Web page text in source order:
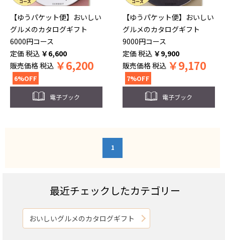
【ゆうパケット便】おいしい
グルメのカタログギフト
6000円コース
税込 ￥6,600
販売価格税込 ￥6,200
6%OFF
電子ブック
【ゆうパケット便】おいしい
グルメのカタログギフト
9000円コース
税込 ￥9,900
販売価格税込 ￥9,170
7%OFF
電子ブック
1
最近チェックしたカテゴリー
おいしいグルメのカタログギフト